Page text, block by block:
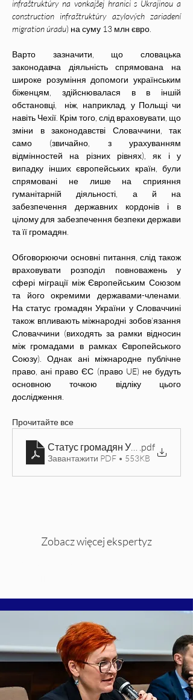
infraštruktúry na vonkajšej hranici s Ukrajinou a
construction infraštruktúry azylových zariadení
migration úradu) на суму 13 млн євро.
Варто зазначити, що словацька
законодавча діяльність спрямована на
широке розуміння допомоги українським
біженцям, здійснювалася в в іншій
обстановці,  ніж, наприклад, у Польщі чи
навіть Чехії. Крім того, слід враховувати, що
зміни в законодавстві Словаччини, так
само (звичайно, з урахуванням
відмінностей на різних рівнях), як і у
випадку інших європейських країн, були
спрямовані не лише на сприяння
гуманітарній діяльності, а й на
забезпечення державних кордонів і в
цілому для забезпечення безпеки держави
та її громадян.
Обговорюючи основні питання, слід також
враховувати розподіл повноважень у
сфері міграції між Європейським Союзом
та його окремими державами-членами.
На статус громадян України у Словаччині
також впливають міжнародні зобов’язання
Словаччини (виходять за рамки відносин
між громадами в рамках Європейського
Союзу). Однак ані міжнародне публічне
право, ані право ЄС (право UE) не будуть
основною точкою відліку цього
дослідження.
Прочитайте все
Статус громадян України у
.pdf
Завантажити PDF • 553KB
Zobacz więcej ekspertyz